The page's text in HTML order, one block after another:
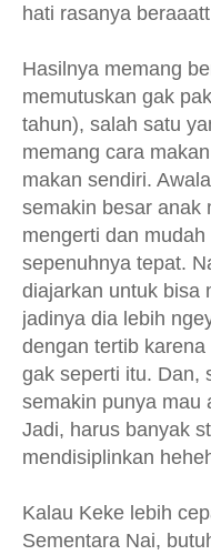
hati rasanya
Hasilnya memang
memutuskan gak
tahun), salah satu
memang cara
makan sendiri.
semakin besar anak
mengerti dan
sepenuhnya tepat.
diajarkan untuk bisa
jadinya dia lebih
dengan tertib
gak seperti itu. Dan,
semakin punya mau
Jadi, harus banyak
mendisiplinkan
Kalau Keke lebih
Sementara Nai,